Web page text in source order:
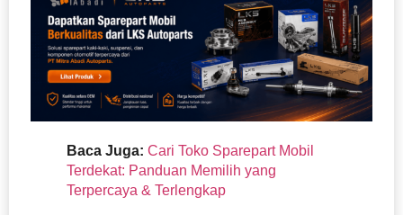
Baca Juga: Cari Toko Sparepart Mobil
Terdekat: Panduan Memilih yang
Terpercaya & Terlengkap